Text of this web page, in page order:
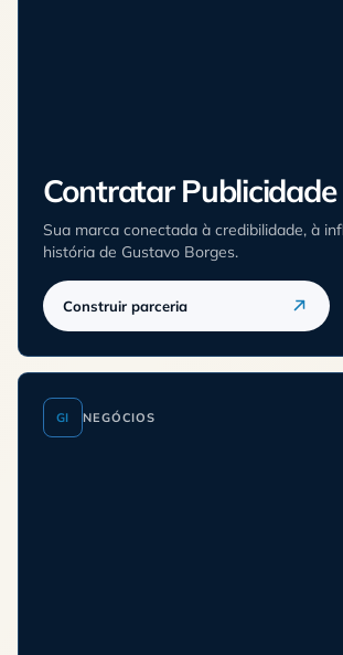
Contratar Publicidade
Sua marca conectada à credibilidade, à
história de Gustavo Borges.
Construir parceria
GI NEGÓCIOS